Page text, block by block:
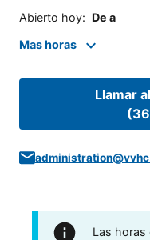
Abierto hoy: De a
Mas horas
Llamar
Las horas